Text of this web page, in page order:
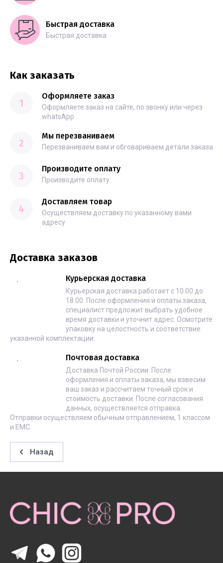
Быстрая доставка
Быстрая доставка
Как заказать
1
Оформляете заказ
Оформляете заказ на сайте, по звонку или через
whatsApp
2
Мы перезваниваем
Перезваниваем вам и обговариваем детали заказа
3
Производите оплату
Производите оплату
4
Доставляем товар
Осуществляем доставку по указанному вами
адресу
Доставка заказов
Курьерская доставка
Курьерская доставка работает с 10.00 до
18.00. После оформления и оплаты заказа,
специалист предложит выбрать удобное
время доставки и уточнит адрес. Осмотрите
упаковку на целостность и соответствие
указанной комплектации.
Почтовая доставка
Доставка Почтой России. После
оформления и оплаты заказа, мы взвесим
ваш заказ и рассчитаем точный срок и
стоимость доставки. После согласования
данных, осуществляется отправка.
Отправки осуществляем обычным отправлением, 1 классом
и ЕМС.
Назад